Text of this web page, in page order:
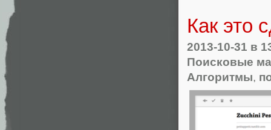
Как это
2013-10-31 в
Поисковые
Алгоритмы,